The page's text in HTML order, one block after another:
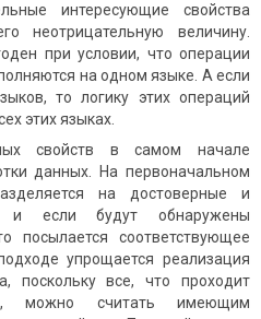
интересующие свойства
неотрицательную величину.
при условии, что операции
на одном языке. А если
то логику этих операций
этих языках.
свойств в самом начале
данных. На первоначальном
на достоверные и
и если будут обнаружены
посылается соответствующее
упрощается реализация
поскольку все, что проходит
можно считать имеющим